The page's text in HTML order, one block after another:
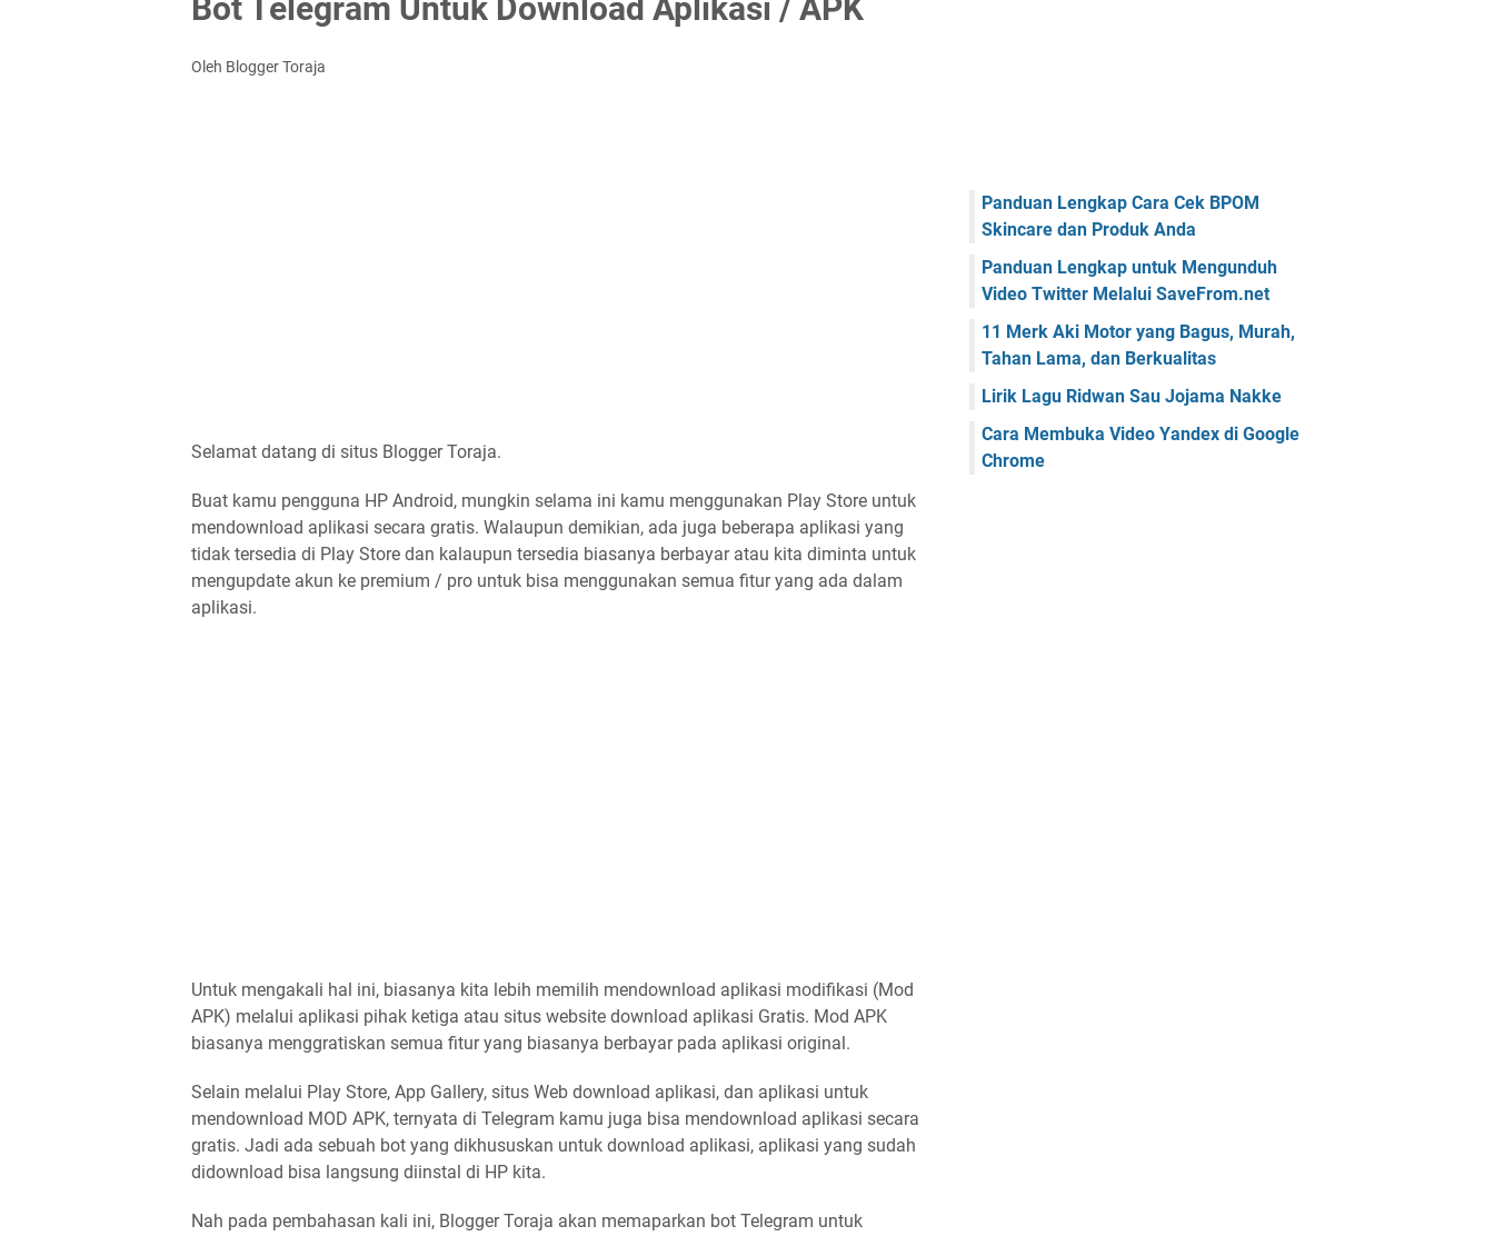
Bot Telegram Untuk Download Aplikasi / APK
Oleh Blogger Toraja
Selamat datang di situs Blogger Toraja.
Buat kamu pengguna HP Android, mungkin selama ini kamu menggunakan Play Store untuk
mendownload aplikasi secara gratis. Walaupun demikian, ada juga beberapa aplikasi yang
tidak tersedia di Play Store dan kalaupun tersedia biasanya berbayar atau kita diminta untuk
mengupdate akun ke premium / pro untuk bisa menggunakan semua fitur yang ada dalam
aplikasi.
Untuk mengakali hal ini, biasanya kita lebih memilih mendownload aplikasi modifikasi (Mod
APK) melalui aplikasi pihak ketiga atau situs website download aplikasi Gratis. Mod APK
biasanya menggratiskan semua fitur yang biasanya berbayar pada aplikasi original.
Selain melalui Play Store, App Gallery, situs Web download aplikasi, dan aplikasi untuk
mendownload MOD APK, ternyata di Telegram kamu juga bisa mendownload aplikasi secara
gratis. Jadi ada sebuah bot yang dikhususkan untuk download aplikasi, aplikasi yang sudah
didownload bisa langsung diinstal di HP kita.
Nah pada pembahasan kali ini, Blogger Toraja akan memaparkan bot Telegram untuk
Panduan Lengkap Cara Cek BPOM
Skincare dan Produk Anda
Panduan Lengkap untuk Mengunduh
Video Twitter Melalui SaveFrom.net
11 Merk Aki Motor yang Bagus, Murah,
Tahan Lama, dan Berkualitas
Lirik Lagu Ridwan Sau Jojama Nakke
Cara Membuka Video Yandex di Google
Chrome